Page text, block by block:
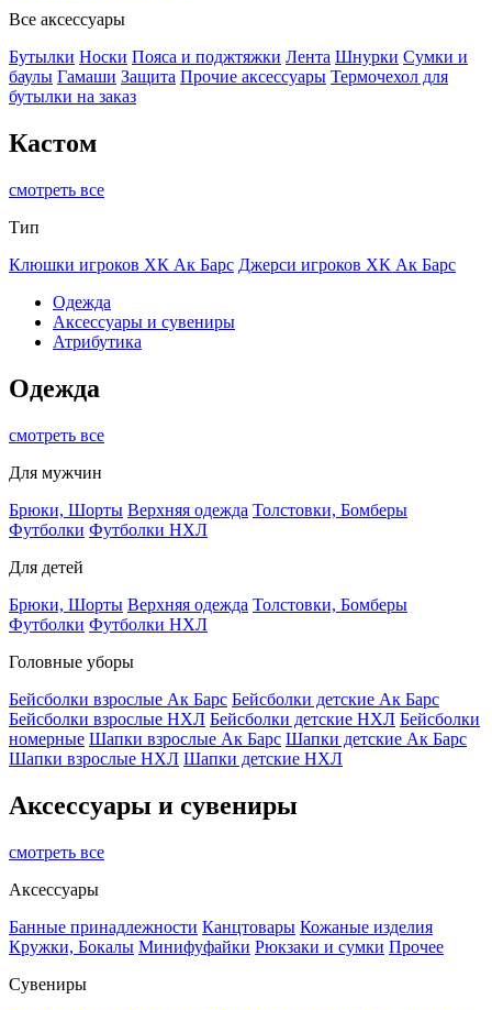
Все аксессуары
Бутылки Носки Пояса и поджтяжки Лента Шнурки Сумки и
баулы Гамаши Защита Прочие аксессуары Термочехол для
бутылки на заказ
Кастом
смотреть все
Тип
Клюшки игроков ХК Ак Барс Джерси игроков ХК Ак Барс
Одежда
Аксессуары и сувениры
Атрибутика
Одежда
смотреть все
Для мужчин
Брюки, Шорты Верхняя одежда Толстовки, Бомберы
Футболки Футболки НХЛ
Для детей
Брюки, Шорты Верхняя одежда Толстовки, Бомберы
Футболки Футболки НХЛ
Головные уборы
Бейсболки взрослые Ак Барс Бейсболки детские Ак Барс
Бейсболки взрослые НХЛ Бейсболки детские НХЛ Бейсболки
номерные Шапки взрослые Ак Барс Шапки детские Ак Барс
Шапки взрослые НХЛ Шапки детские НХЛ
Аксессуары и сувениры
смотреть все
Аксессуары
Банные принадлежности Канцтовары Кожаные изделия
Кружки, Бокалы Минифуфайки Рюкзаки и сумки Прочее
Сувениры